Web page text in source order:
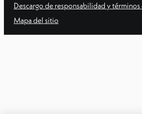
Descargo de responsabilidad y términos
Mapa del sitio